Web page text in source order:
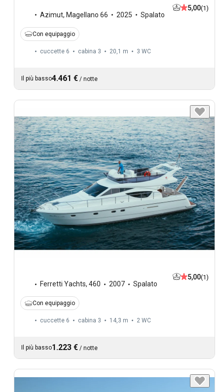
Azimut, Magellano 66 2025 Spalato
5,00(1)
Con equipaggio
cuccette 6 cabina 3 20,1 m 3 WC
Il più basso4.461 € / notte
Ferretti Yachts, 460 2007 Spalato
5,00(1)
Con equipaggio
cuccette 6 cabina 3 14,3 m 2 WC
Il più basso1.223 € / notte